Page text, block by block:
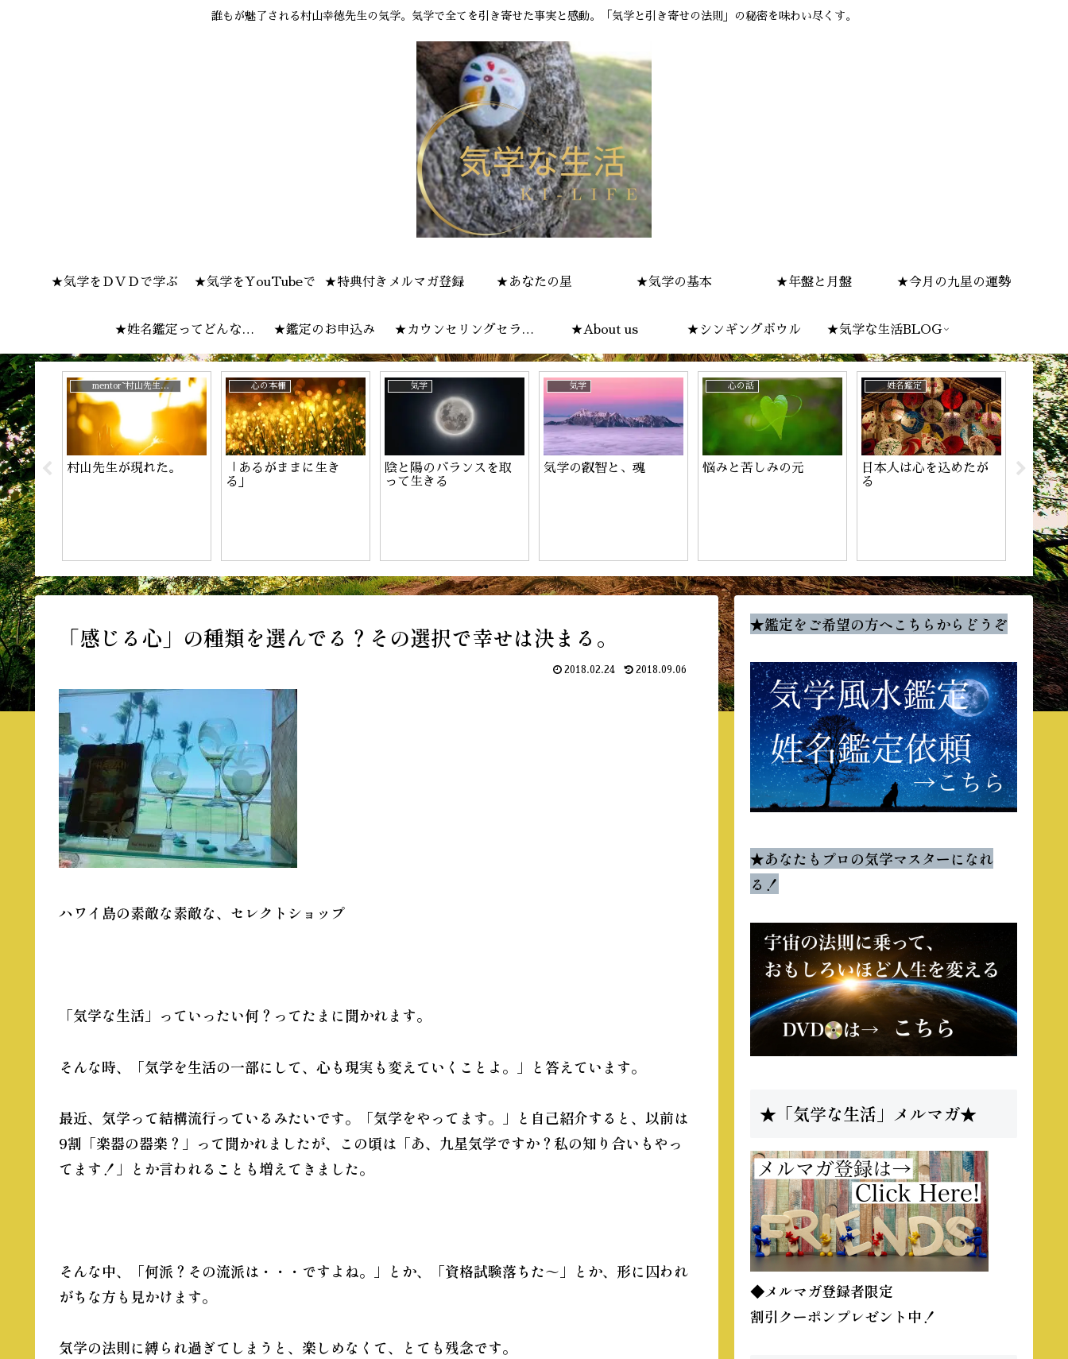
誰もが魅了される村山幸徳先生の気学。気学で全てを引き寄せた事実と感動。「気学と引き寄せの法則」の秘密を味わい尽くす。
★気学をＤＶＤで学ぶ ★気学をYouTubeで ★特典付きメルマガ登録 ★あなたの星 ★気学の基本 ★年盤と月盤 ★今月の九星の運勢
★姓名鑑定ってどんな感
じ？
★鑑定のお申込み ★カウンセリングセラピ
ーのお申込み
★About us ★シンギングボウル ★気学な生活BLOG
mentor~村山先生と。
村山先生が現れた。
心の本棚
「あるがままに生き
る」
気学
陰と陽のバランスを取
って生きる
気学
気学の叡智と、魂
心の話
悩みと苦しみの元
姓名鑑定
日本人は心を込めたが
る
姓名
チャン
「感じる心」の種類を選んでる？その選択で幸せは決まる。
2018.02.24 2018.09.06
ハワイ島の素敵な素敵な、セレクトショップ
「気学な生活 」っていったい何？ってたまに聞かれます。
そんな時、「気学を生活の一部にして、心も現実も変えていくことよ。」と答えています。
最近、 気学って結構流行っているみたいです。「気学をやってます。」と自己紹介すると、以前は
9割「楽器の器楽？」って聞かれましたが、この頃は「あ、九星気学ですか？私の知り合いもやっ
てます！」とか言われることも増えてきました。
そんな中、「何派？その流派は・・・ですよね。」とか、「資格試験落ちた～」とか、形に囚われ
がちな方も見かけます。
気学の法則に縛られ過ぎてしまうと、楽しめなくて、とても残念です。
★鑑定をご希望の方へこちらからどうぞ
★あなたもプロの気学マスターになれ
る！
★「気学な生活」メルマガ★
◆メルマガ登録者限定
割引クーポンプレゼント中！